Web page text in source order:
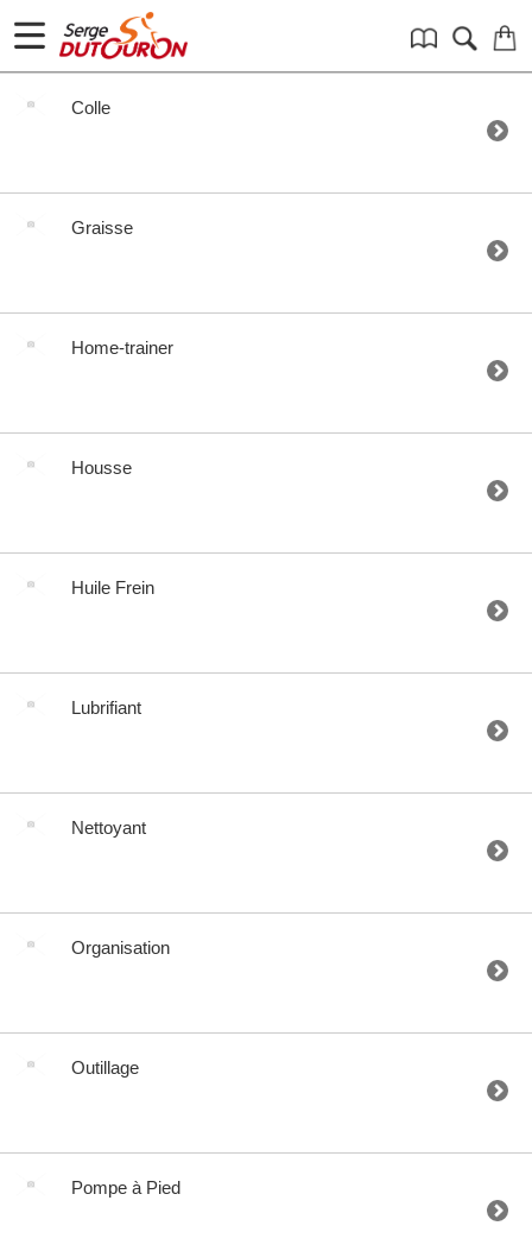
Colle
Graisse
Home-trainer
Housse
Huile Frein
Lubrifiant
Nettoyant
Organisation
Outillage
Pompe à Pied